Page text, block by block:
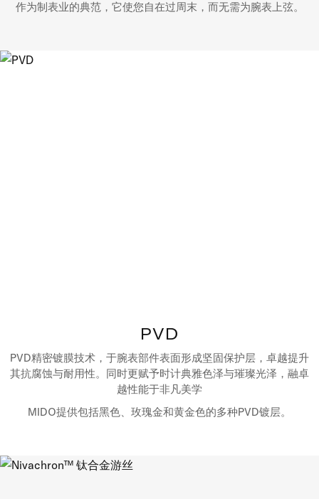
作为制表业的典范，它使您自在过周末，而无需为腕表上弦。
PVD
PVD精密镀膜技术，于腕表部件表面形成坚固保护层，卓越提升
其抗腐蚀与耐用性。同时更赋予时计典雅色泽与璀璨光泽，融卓
越性能于非凡美学
MIDO提供包括黑色、玫瑰金和黄金色的多种PVD镀层。